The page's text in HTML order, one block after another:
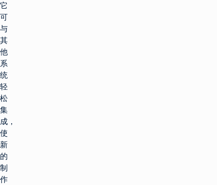
它
可
与
其
他
系
统
轻
松
集
成，
使
新
的
制
作